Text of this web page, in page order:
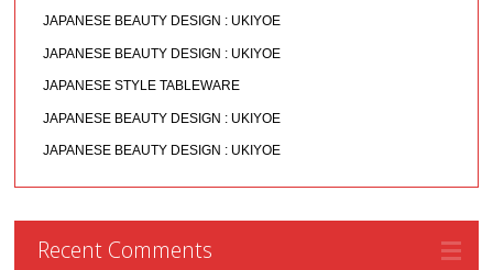
JAPANESE BEAUTY DESIGN : UKIYOE
JAPANESE BEAUTY DESIGN : UKIYOE
JAPANESE STYLE TABLEWARE
JAPANESE BEAUTY DESIGN : UKIYOE
JAPANESE BEAUTY DESIGN : UKIYOE
Recent Comments